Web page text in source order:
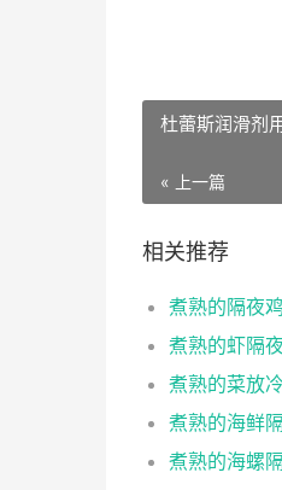
杜蕾斯润滑剂
« 上一篇
相关推荐
煮熟的隔夜
煮熟的虾隔